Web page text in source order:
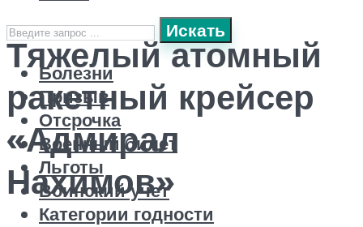
Искать
Болезни
Призыв
Отсрочка
Военный билет
Льготы
Воинский учет
Категории годности
Тяжелый атомный
ракетный крейсер
«Адмирал
Нахимов»